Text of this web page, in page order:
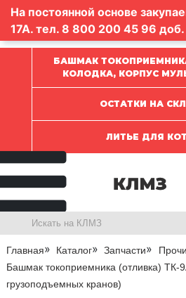
На постоянной основе
17А. тел. 8 800 200 45 96 доб.
БАШМАК
КОЛОДКА, КОРПУС
ОСТАТКИ НА
ЛИТЬЕ ДЛЯ
Главная Каталог Запчасти
Башмак токоприемника (отливка) ТК-
грузоподъемных кранов)